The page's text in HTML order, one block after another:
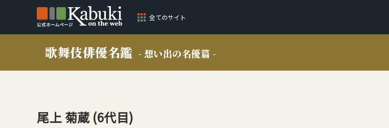
全てのサイト
歌舞伎俳優名鑑 - 想い出の名優篇 -
尾上 菊蔵 (6代目)